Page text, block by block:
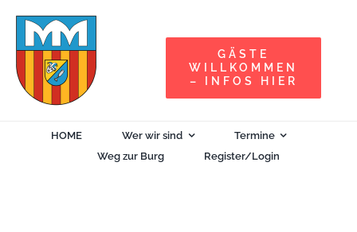
Zum
springen
GÄSTE
WILLKOMMEN
– INFOS HIER
HOME Wer wir sind
Termine
Weg zur Burg
Register/Login